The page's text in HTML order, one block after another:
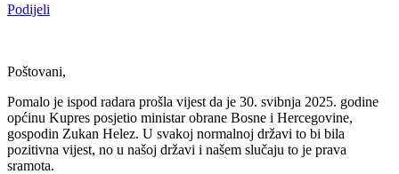
Podijeli
Poštovani,
Pomalo je ispod radara prošla vijest da je 30. svibnja 2025. godine
općinu Kupres posjetio ministar obrane Bosne i Hercegovine,
gospodin Zukan Helez. U svakoj normalnoj državi to bi bila
pozitivna vijest, no u našoj državi i našem slučaju to je prava
sramota.